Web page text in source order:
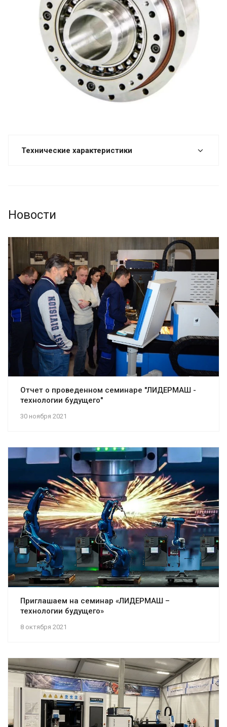
Технические характеристики
Новости
30 ноября 2021
Отчет о проведенном семинаре "ЛИДЕРМАШ -
технологии будущего"
8 октября 2021
Приглашаем на семинар «ЛИДЕРМАШ –
технологии будущего»